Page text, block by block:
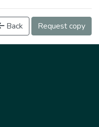
Back Request copy